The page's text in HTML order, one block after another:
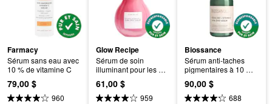
Farmacy
Sérum sans eau avec
10 % de vitamine C
79,00 $
960
Glow Recipe
Sérum de soin
illuminant pour les
taches pigmentaires à
la goyave et à la
vitamine C
61,00 $
959
Biossance
Sérum anti-taches
pigmentaires à 10 %
de vitamine C +
squalane
90,00 $
688